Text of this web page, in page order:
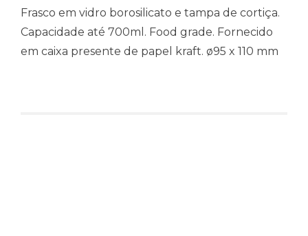
Frasco em vidro borosilicato e tampa de cortiça.
Capacidade até 700ml. Food grade. Fornecido
em caixa presente de papel kraft. ø95 x 110 mm